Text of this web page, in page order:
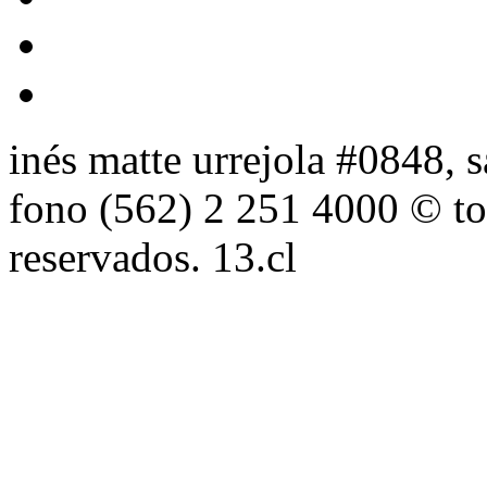
inés matte urrejola #0848,
fono (562) 2 251 4000 ©
reservados. 13.cl